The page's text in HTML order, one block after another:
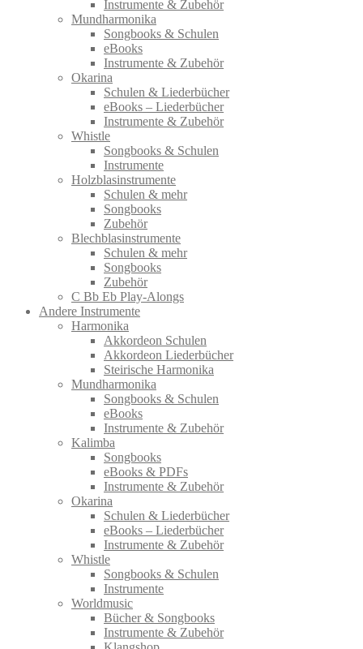
Instrumente & Zubehör
Mundharmonika
Songbooks & Schulen
eBooks
Instrumente & Zubehör
Okarina
Schulen & Liederbücher
eBooks – Liederbücher
Instrumente & Zubehör
Whistle
Songbooks & Schulen
Instrumente
Holzblasinstrumente
Schulen & mehr
Songbooks
Zubehör
Blechblasinstrumente
Schulen & mehr
Songbooks
Zubehör
C Bb Eb Play-Alongs
Andere Instrumente
Harmonika
Akkordeon Schulen
Akkordeon Liederbücher
Steirische Harmonika
Mundharmonika
Songbooks & Schulen
eBooks
Instrumente & Zubehör
Kalimba
Songbooks
eBooks & PDFs
Instrumente & Zubehör
Okarina
Schulen & Liederbücher
eBooks – Liederbücher
Instrumente & Zubehör
Whistle
Songbooks & Schulen
Instrumente
Worldmusic
Bücher & Songbooks
Instrumente & Zubehör